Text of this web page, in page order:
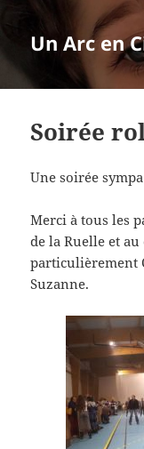
Un Arc en
Soirée
Une soirée
Merci à tous les
de la Ruelle et au
particulièrement
Suzanne.